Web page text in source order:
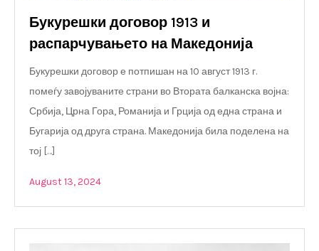
Букурешки договор 1913 и
распарчувањето на Македонија
Букурешки договор е потпишан на 10 август 1913 г.
помеѓу завојуваните страни во Втората балканска војна:
Србија, Црна Гора, Романија и Грција од една страна и
Бугарија од друга страна. Македонија била поделена на
тој […]
August 13, 2024